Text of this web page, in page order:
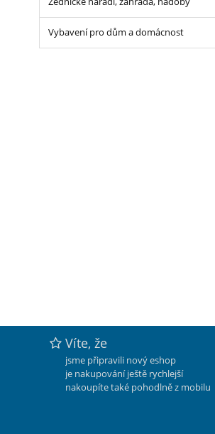
Vybavení pro dům a domácnost
Víte, že
jsme připravili nový eshop
je nakupování ještě rychlejší
nakoupíte také pohodlně z mobilu